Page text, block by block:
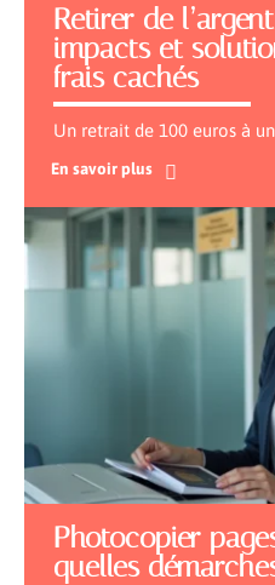
Retirer de
impacts et
frais cachés
Un retrait de 100 euros à
En savoir plus
Photocopier
quelles